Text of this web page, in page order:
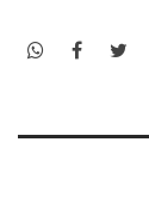
WhatsApp